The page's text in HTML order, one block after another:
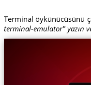
Terminal öykünücüsünü
terminal-emulator" yazın